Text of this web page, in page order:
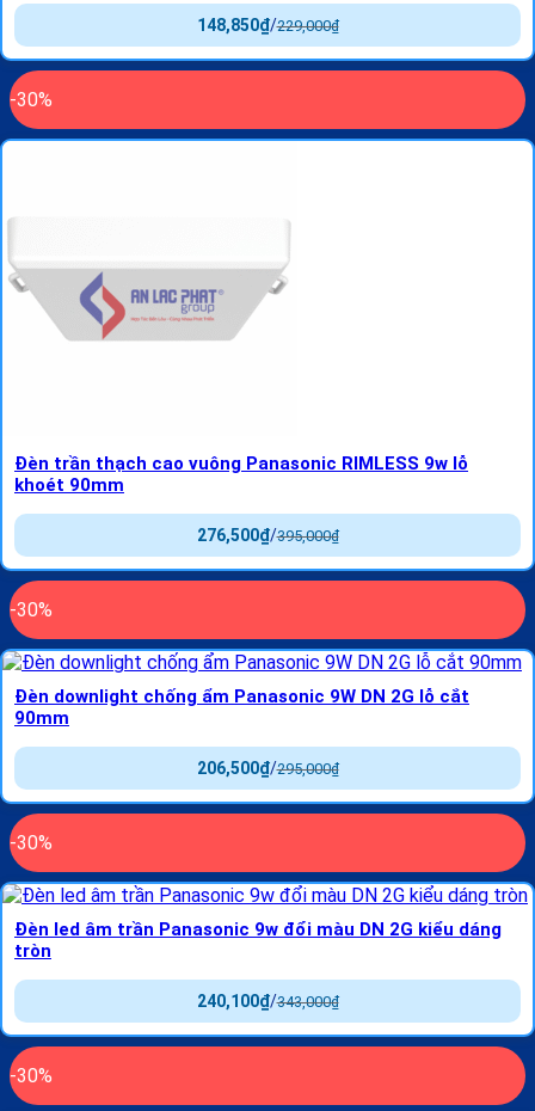
229,000₫
/
148,850₫
-30%
Đèn trần thạch cao vuông Panasonic RIMLESS 9w lỗ
khoét 90mm
395,000₫
/
276,500₫
-30%
Đèn downlight chống ẩm Panasonic 9W DN 2G lỗ cắt
90mm
295,000₫
/
206,500₫
-30%
Đèn led âm trần Panasonic 9w đổi màu DN 2G kiểu dáng
tròn
343,000₫
/
240,100₫
-30%